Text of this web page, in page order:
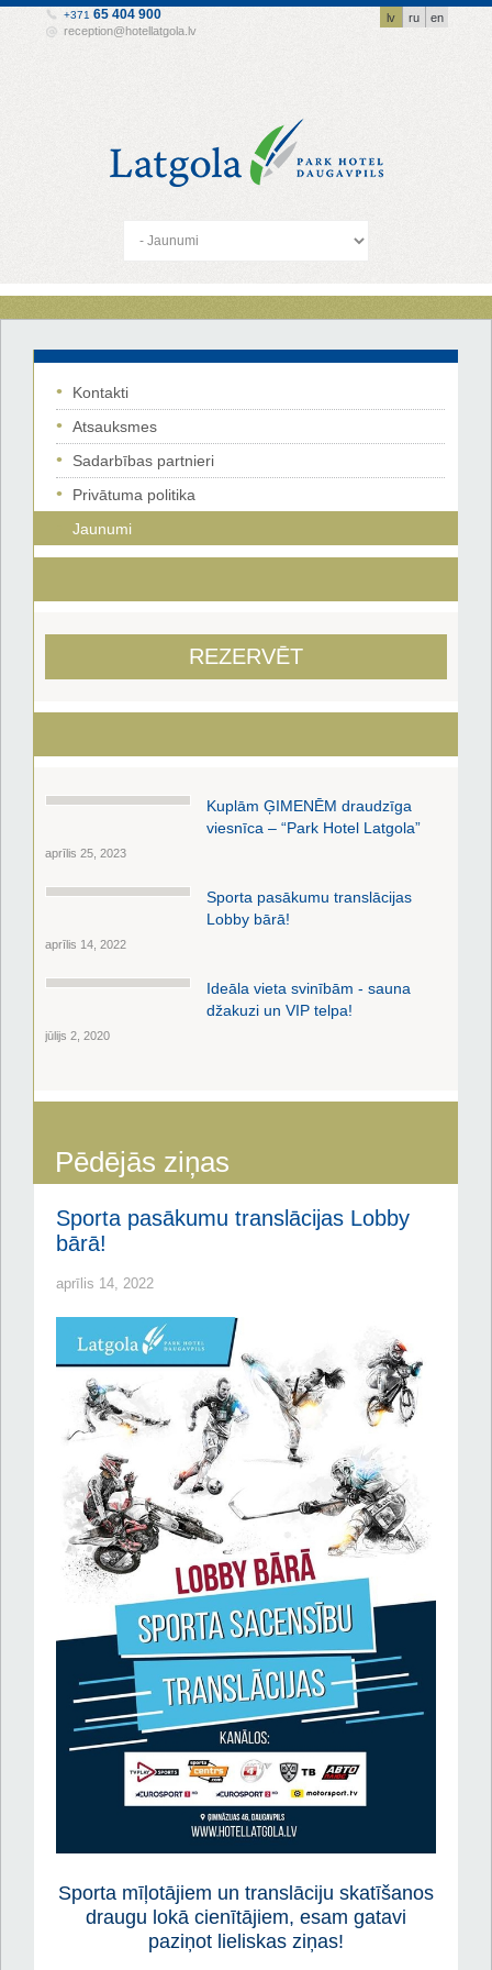
lv ru en
+371 65 404 900
reception@hotellatgola.lv
Kontakti
Atsauksmes
Sadarbības partnieri
Privātuma politika
Jaunumi
REZERVĒT
Kuplām ĢIMENĒM draudzīga
viesnīca – “Park Hotel Latgola”
aprīlis 25, 2023
Sporta pasākumu translācijas
Lobby bārā!
aprīlis 14, 2022
Ideāla vieta svinībām - sauna
džakuzi un VIP telpa!
jūlijs 2, 2020
Pēdējās ziņas
Sporta pasākumu translācijas Lobby
bārā!
aprīlis 14, 2022
Sporta mīļotājiem un translāciju skatīšanos
draugu lokā cienītājiem, esam gatavi
paziņot lieliskas ziņas!